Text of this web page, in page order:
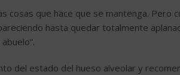
cosas que hace que se mantenga. Pero
hasta quedar totalmente
del estado del hueso alveolar y